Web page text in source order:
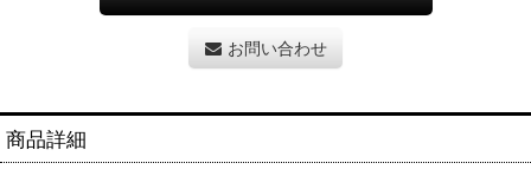
お問い合わせ
商品詳細